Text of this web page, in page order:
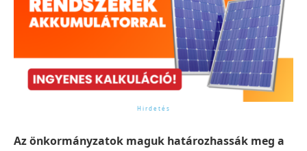
Az önkormányzatok maguk határozhassák meg a